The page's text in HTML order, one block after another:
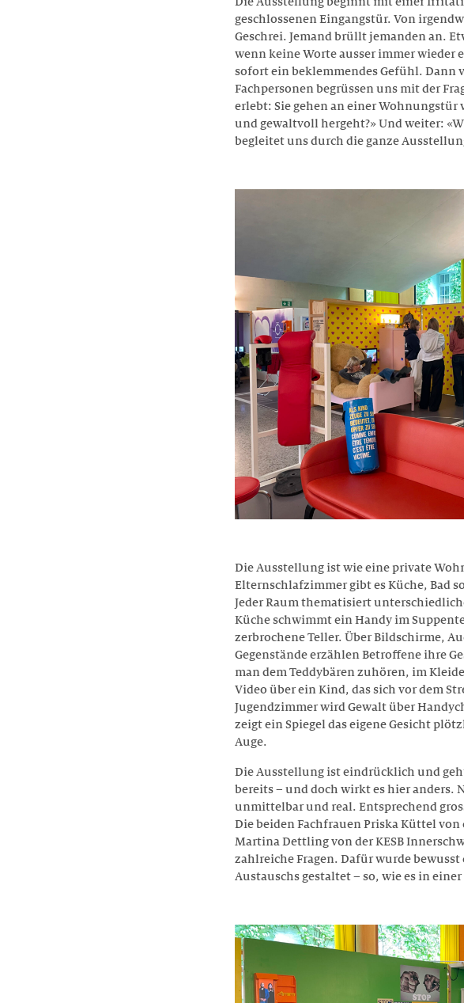
geschlossenen Eingangstür. Von
Geschrei. Jemand brüllt jemanden an.
wenn keine Worte ausser immer
sofort ein beklemmendes Gefühl. Dann
Fachpersonen begrüssen uns mit der
erlebt: Sie gehen an einer
und gewaltvoll hergeht?» Und weiter:
begleitet uns durch die ganze
Die Ausstellung ist wie eine private
Elternschlafzimmer gibt es Küche, Bad
Jeder Raum thematisiert
Küche schwimmt ein Handy im
zerbrochene Teller. Über Bildschirme,
Gegenstände erzählen Betroffene ihre
man dem Teddybären zuhören, im
Video über ein Kind, das sich vor dem
Jugendzimmer wird Gewalt über
zeigt ein Spiegel das eigene Gesicht
Auge.
Die Ausstellung ist eindrücklich und
bereits – und doch wirkt es hier anders.
unmittelbar und real. Entsprechend
Die beiden Fachfrauen Priska Küttel
Martina Dettling von der KESB
zahlreiche Fragen. Dafür wurde bewusst
Austauschs gestaltet – so, wie es in